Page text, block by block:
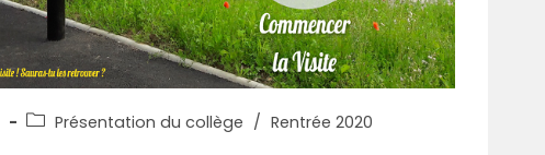
PostPrésentation du collège / Rentrée 2020